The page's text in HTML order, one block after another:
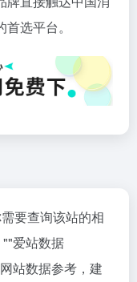
选平台。
要查询该站的相
""爱站数据
站数据参考，建